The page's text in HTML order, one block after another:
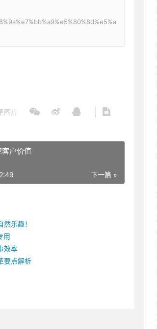
图片
户价值
下一篇 »
乐趣！
用
效率
要点解析